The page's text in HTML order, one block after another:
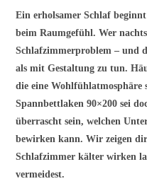
Ein erholsamer Schlaf
beim Raumgefühl. Wer
Schlafzimmerproblem – und
als mit Gestaltung zu tun.
die eine Wohlfühlatmosphäre
Spannbettlaken 90×200 sei
überrascht sein, welchen
bewirken kann. Wir zeigen
Schlafzimmer kälter wirken
vermeidest.